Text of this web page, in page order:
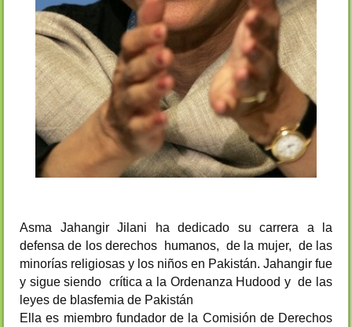
Asma Jahangir Jilani
ha dedicado su carrera a la
defensa de los derechos humanos, de la mujer, de las
minorías religiosas y los niños en Pakistán. Jahangir fue
y sigue siendo crítica a la Ordenanza Hudood y de las
leyes de blasfemia de Pakistán
Ella es miembro fundador de la Comisión de Derechos